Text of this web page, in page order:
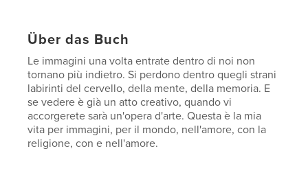
Über das Buch
Le immagini una volta entrate dentro di noi non
tornano più indietro. Si perdono dentro quegli strani
labirinti del cervello, della mente, della memoria. E
se vedere è già un atto creativo, quando vi
accorgerete sarà un'opera d'arte. Questa è la mia
vita per immagini, per il mondo, nell'amore, con la
religione, con e nell'amore.